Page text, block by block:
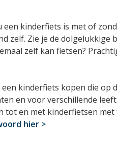
kinderfiets is met of
zelf. Zie je de dolgelukkige
zelf kan fietsen?
kinderfiets kopen die op
en voor verschillende
tot en met kinderfietsen
hier >